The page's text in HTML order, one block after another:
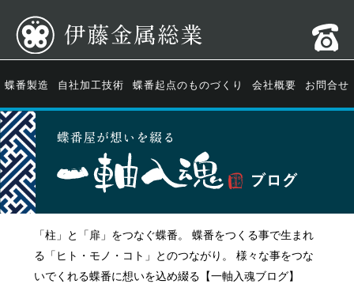
蝶番製造 自社加工技術 蝶番起点のものづくり 会社概要 お問合せ
「柱」と「扉」をつなぐ蝶番。 蝶番をつくる事で生まれ
る「ヒト・モノ・コト」とのつながり。 様々な事をつな
いでくれる蝶番に想いを込め綴る【一軸入魂ブログ】